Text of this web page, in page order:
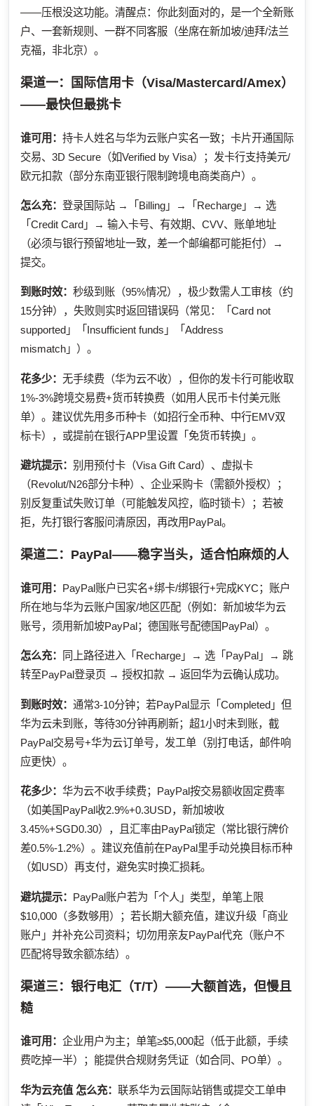
——压根没这功能。清醒点：你此刻面对的，是一个全新账
户、一套新规则、一群不同客服（坐席在新加坡/迪拜/法兰
克福，非北京）。
渠道一：国际信用卡（Visa/Mastercard/Amex）
——最快但最挑卡
谁可用： 持卡人姓名与华为云账户实名一致；卡片开通国际
交易、3D Secure（如Verified by Visa）；发卡行支持美元/
欧元扣款（部分东南亚银行限制跨境电商类商户）。
怎么充： 登录国际站 →「Billing」→「Recharge」→ 选
「Credit Card」→ 输入卡号、有效期、CVV、账单地址
（必须与银行预留地址一致，差一个邮编都可能拒付）→
提交。
到账时效： 秒级到账（95%情况），极少数需人工审核（约
15分钟），失败则实时返回错误码（常见：「Card not
supported」「Insufficient funds」「Address
mismatch」）。
花多少： 无手续费（华为云不收），但你的发卡行可能收取
1%-3%跨境交易费+货币转换费（如用人民币卡付美元账
单）。建议优先用多币种卡（如招行全币种、中行EMV双
标卡），或提前在银行APP里设置「免货币转换」。
避坑提示： 别用预付卡（Visa Gift Card）、虚拟卡
（Revolut/N26部分卡种）、企业采购卡（需额外授权）；
别反复重试失败订单（可能触发风控，临时锁卡）；若被
拒，先打银行客服问清原因，再改用PayPal。
渠道二：PayPal——稳字当头，适合怕麻烦的人
谁可用： PayPal账户已实名+绑卡/绑银行+完成KYC；账户
所在地与华为云账户国家/地区匹配（例如：新加坡华为云
账号，须用新加坡PayPal；德国账号配德国PayPal）。
怎么充：
同上路径进入「Recharge」→ 选「PayPal」→ 跳
转至PayPal登录页 → 授权扣款 → 返回华为云确认成功。
到账时效： 通常3-10分钟；若PayPal显示「Completed」但
华为云未到账，等待30分钟再刷新；超1小时未到账，截
PayPal交易号+华为云订单号，发工单（别打电话，邮件响
应更快）。
花多少： 华为云不收手续费；PayPal按交易额收固定费率
（如美国PayPal收2.9%+0.3USD，新加坡收
3.45%+SGD0.30），且汇率由PayPal锁定（常比银行牌价
差0.5%-1.2%）。建议充值前在PayPal里手动兑换目标币种
（如USD）再支付，避免实时换汇损耗。
避坑提示： PayPal账户若为「个人」类型，单笔上限
$10,000（多数够用）；若长期大额充值，建议升级「商业
账户」并补充公司资料；切勿用亲友PayPal代充（账户不
匹配将导致余额冻结）。
渠道三：银行电汇（T/T）——大额首选，但慢且
糙
谁可用： 企业用户为主；单笔≥$5,000起（低于此额，手续
费吃掉一半）；能提供合规财务凭证（如合同、PO单）。
华为云充值 怎么充： 联系华为云国际站销售或提交工单申